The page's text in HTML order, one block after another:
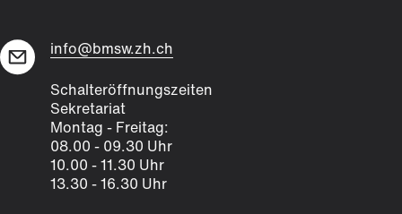
info@bmsw.zh.ch
Schalteröffnungszeiten
Sekretariat
Montag - Freitag:
08.00 - 09.30 Uhr
10.00 - 11.30 Uhr
13.30 - 16.30 Uhr